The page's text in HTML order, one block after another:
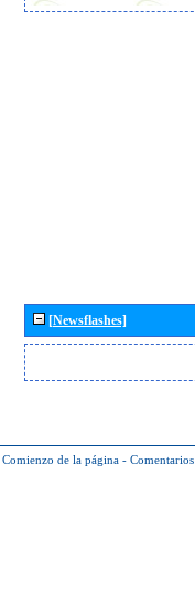
[Newsflashes]
Comienzo de la página - Comentarios